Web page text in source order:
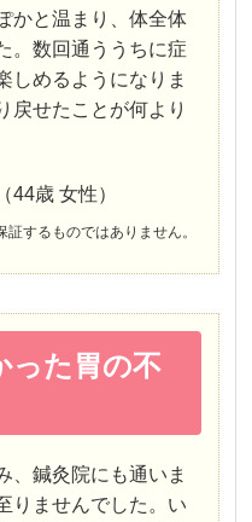
かと温まり、体全体
。数回通ううちに症
しめるようになりま
戻せたことが何より
歳 女性）
するものではありません。
った胃の不
、鍼灸院にも通いま
りませんでした。い